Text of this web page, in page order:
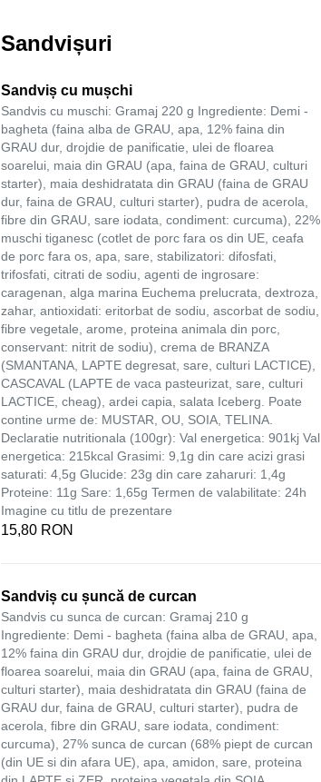
Sandvișuri
Sandviș cu mușchi
Sandvis cu muschi: Gramaj 220 g Ingrediente: Demi -
bagheta (faina alba de GRAU, apa, 12% faina din
GRAU dur, drojdie de panificatie, ulei de floarea
soarelui, maia din GRAU (apa, faina de GRAU, culturi
starter), maia deshidratata din GRAU (faina de GRAU
dur, faina de GRAU, culturi starter), pudra de acerola,
fibre din GRAU, sare iodata, condiment: curcuma), 22%
muschi tiganesc (cotlet de porc fara os din UE, ceafa
de porc fara os, apa, sare, stabilizatori: difosfati,
trifosfati, citrati de sodiu, agenti de ingrosare:
caragenan, alga marina Euchema prelucrata, dextroza,
zahar, antioxidati: eritorbat de sodiu, ascorbat de sodiu,
fibre vegetale, arome, proteina animala din porc,
conservant: nitrit de sodiu), crema de BRANZA
(SMANTANA, LAPTE degresat, sare, culturi LACTICE),
CASCAVAL (LAPTE de vaca pasteurizat, sare, culturi
LACTICE, cheag), ardei capia, salata Iceberg. Poate
contine urme de: MUSTAR, OU, SOIA, TELINA.
Declaratie nutritionala (100gr): Val energetica: 901kj Val
energetica: 215kcal Grasimi: 9,1g din care acizi grasi
saturati: 4,5g Glucide: 23g din care zaharuri: 1,4g
Proteine: 11g Sare: 1,65g Termen de valabilitate: 24h
Imagine cu titlu de prezentare
15,80 RON
Sandviș cu șuncă de curcan
Sandvis cu sunca de curcan: Gramaj 210 g
Ingrediente: Demi - bagheta (faina alba de GRAU, apa,
12% faina din GRAU dur, drojdie de panificatie, ulei de
floarea soarelui, maia din GRAU (apa, faina de GRAU,
culturi starter), maia deshidratata din GRAU (faina de
GRAU dur, faina de GRAU, culturi starter), pudra de
acerola, fibre din GRAU, sare iodata, condiment:
curcuma), 27% sunca de curcan (68% piept de curcan
(din UE si din afara UE), apa, amidon, sare, proteina